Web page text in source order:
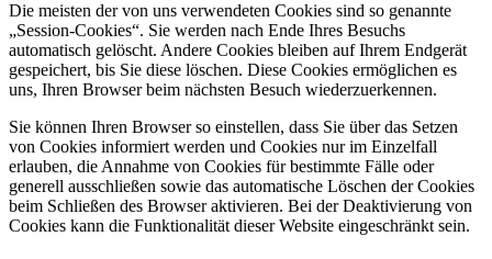
Die meisten der von uns verwendeten Cookies sind so genannte
„Session-Cookies“. Sie werden nach Ende Ihres Besuchs
automatisch gelöscht. Andere Cookies bleiben auf Ihrem Endgerät
gespeichert, bis Sie diese löschen. Diese Cookies ermöglichen es
uns, Ihren Browser beim nächsten Besuch wiederzuerkennen.
Sie können Ihren Browser so einstellen, dass Sie über das Setzen
von Cookies informiert werden und Cookies nur im Einzelfall
erlauben, die Annahme von Cookies für bestimmte Fälle oder
generell ausschließen sowie das automatische Löschen der Cookies
beim Schließen des Browser aktivieren. Bei der Deaktivierung von
Cookies kann die Funktionalität dieser Website eingeschränkt sein.